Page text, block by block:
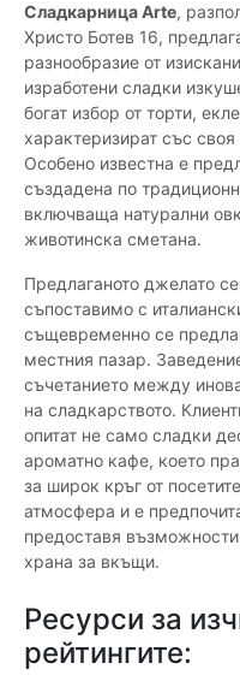
Сладкарница Arte,
Христо Ботев 16,
разнообразие от
изработени сладки
богат избор от торти,
характеризират със
Особено известна е
създадена по
включваща натурални
животинска сметана.
Предлаганото джелато
съпоставимо с
същевременно се
местния пазар.
съчетанието между
на сладкарството.
опитат не само сладки
ароматно кафе, което
за широк кръг от
атмосфера и е
предоставя
храна за вкъщи.
Ресурси за
рейтингите: